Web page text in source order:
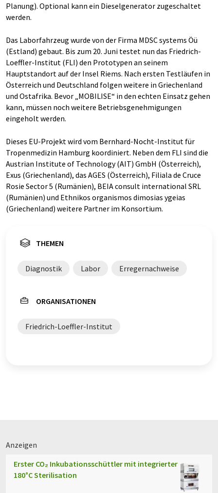
Planung). Optional kann ein Dieselgenerator zugeschaltet
werden.
Das Laborfahrzeug wurde von der Firma MDSC systems Öü
(Estland) gebaut. Bis zum 20. Juni testet nun das Friedrich-
Loeffler-Institut (FLI) den Prototypen an seinem
Hauptstandort auf der Insel Riems. Nach ersten Testläufen in
Österreich und Deutschland folgen weitere in Griechenland
und Ostafrika. Bevor „MOBILISE“ in den echten Einsatz gehen
kann, müssen noch weitere Betriebsgenehmigungen
eingeholt werden.
Dieses EU-Projekt wird vom Bernhard-Nocht-Institut für
Tropenmedizin Hamburg koordiniert. Neben dem FLI sind die
Austrian Institute of Technology (AIT) GmbH (Österreich),
Exus (Griechenland), das AGES (Österreich), Filiala de Cruce
Rosie Sector 5 (Rumänien), BEIA consult international SRL
(Rumänien) und Ethnikos organismos dimosias ygeias
(Griechenland) weitere Partner im Konsortium.
THEMEN
Diagnostik Labor Erregernachweise
ORGANISATIONEN
Friedrich-Loeffler-Institut
Anzeigen
Erster CO₂ Inkubationsschüttler mit integrierter
180°C Sterilisation